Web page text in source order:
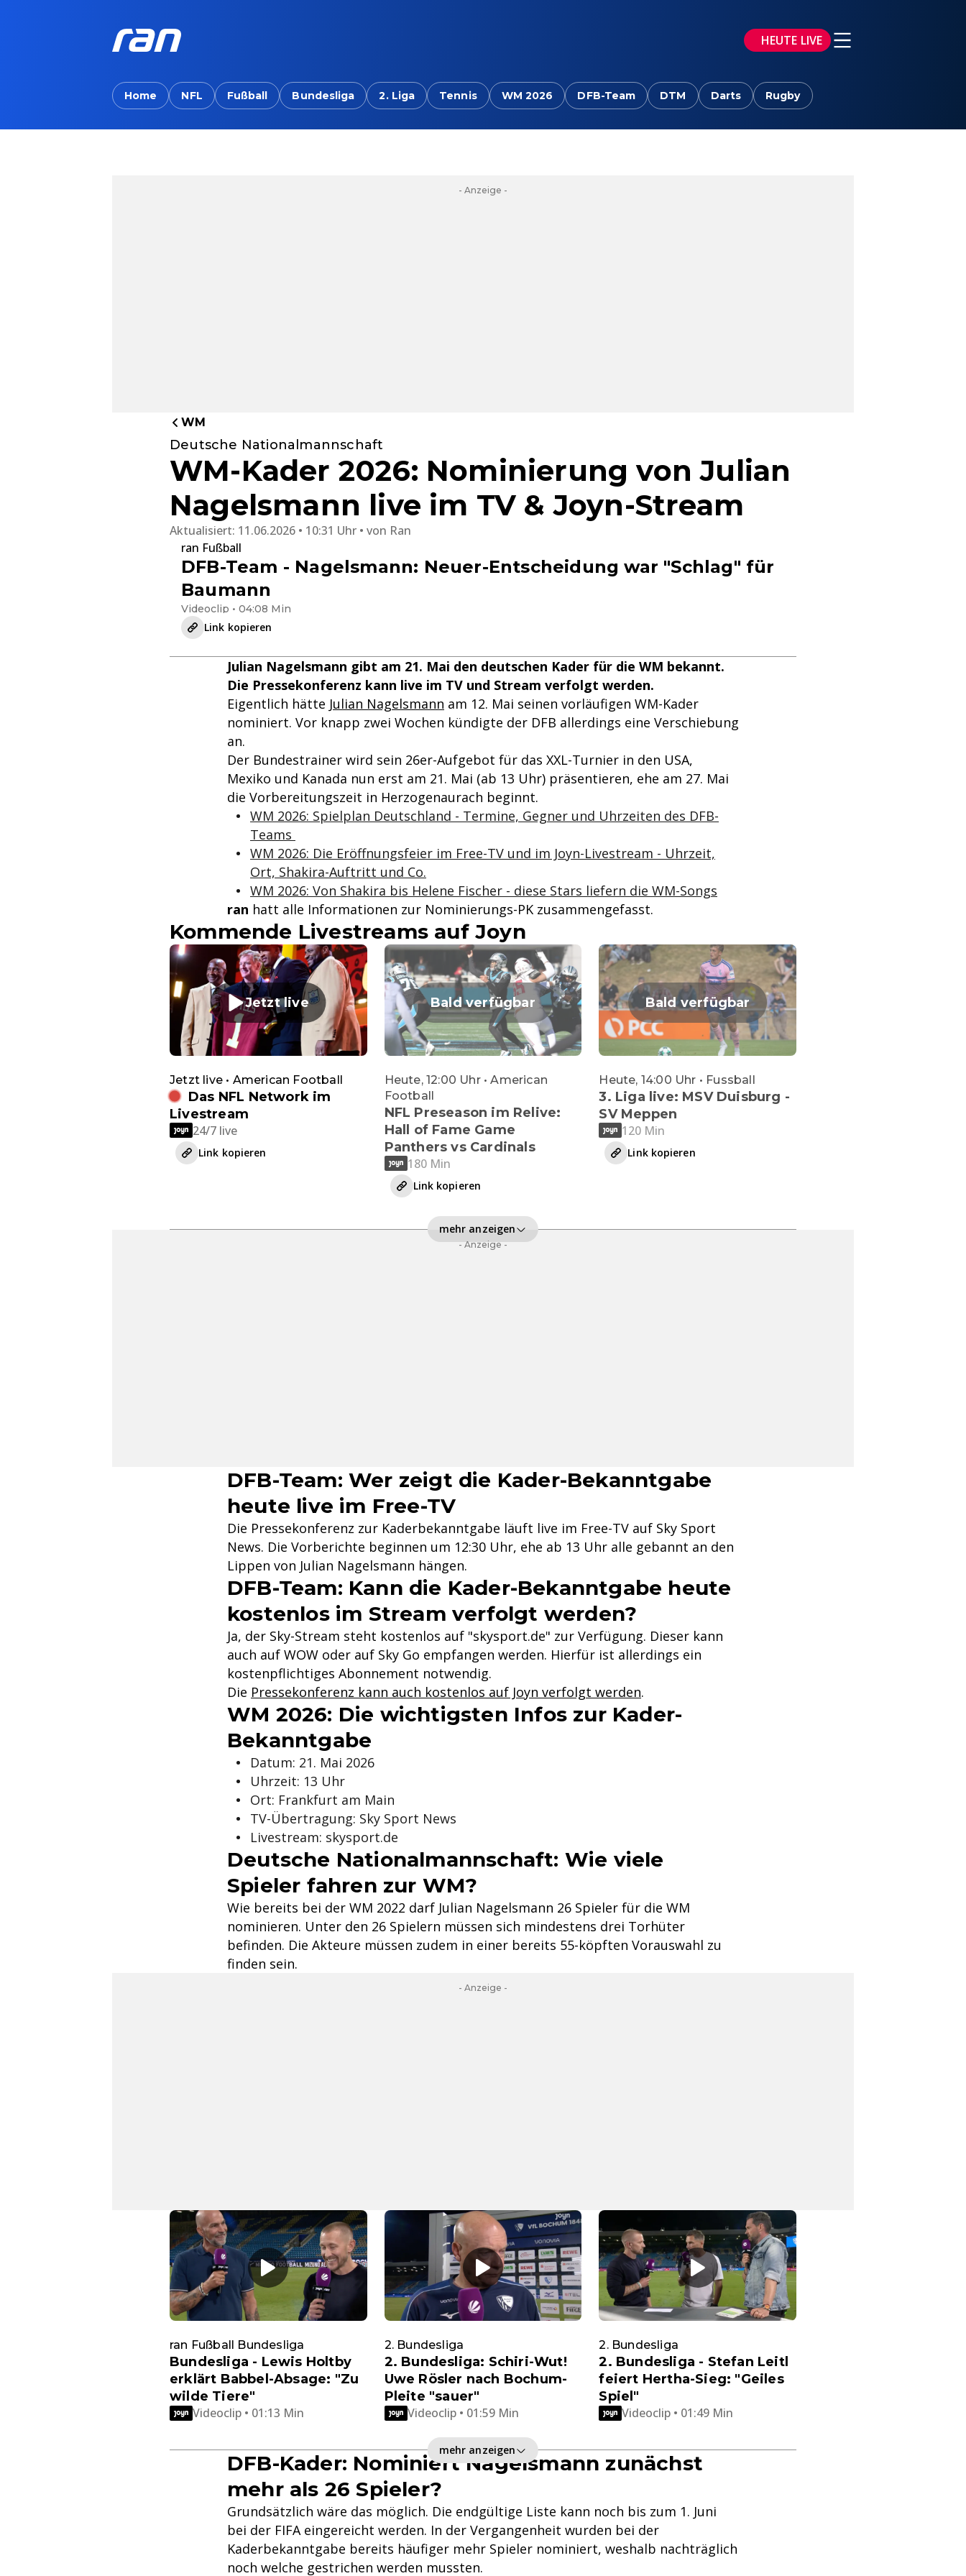
HEUTE LIVE
Home NFL Fußball Bundesliga 2. Liga Tennis WM 2026 DFB-Team DTM Darts Rugby
- Anzeige -
WM
Deutsche Nationalmannschaft
WM-Kader 2026: Nominierung von Julian
Nagelsmann live im TV & Joyn-Stream
Aktualisiert: 11.06.2026 • 10:31 Uhr von Ran
ran Fußball
DFB-Team - Nagelsmann: Neuer-Entscheidung war "Schlag" für
Baumann
Videoclip • 04:08 Min
Link kopieren
Julian Nagelsmann gibt am 21. Mai den deutschen Kader für die WM bekannt.
Die Pressekonferenz kann live im TV und Stream verfolgt werden.
Eigentlich hätte Julian Nagelsmann am 12. Mai seinen vorläufigen WM-Kader
nominiert. Vor knapp zwei Wochen kündigte der DFB allerdings eine Verschiebung
an.
Der Bundestrainer wird sein 26er-Aufgebot für das XXL-Turnier in den USA,
Mexiko und Kanada nun erst am 21. Mai (ab 13 Uhr) präsentieren, ehe am 27. Mai
die Vorbereitungszeit in Herzogenaurach beginnt.
WM 2026: Spielplan Deutschland - Termine, Gegner und Uhrzeiten des DFB-
Teams
WM 2026: Die Eröffnungsfeier im Free-TV und im Joyn-Livestream - Uhrzeit,
Ort, Shakira-Auftritt und Co.
WM 2026: Von Shakira bis Helene Fischer - diese Stars liefern die WM-Songs
ran hatt alle Informationen zur Nominierungs-PK zusammengefasst.
Kommende Livestreams auf Joyn
Jetzt live
Jetzt live • American Football
Das NFL Network im
Livestream
24/7 live
Link kopieren
Bald verfügbar
Heute, 12:00 Uhr • American
Football
NFL Preseason im Relive:
Hall of Fame Game
Panthers vs Cardinals
180 Min
Link kopieren
Bald verfügbar
Heute, 14:00 Uhr • Fussball
3. Liga live: MSV Duisburg -
SV Meppen
120 Min
Link kopieren
mehr anzeigen
- Anzeige -
DFB-Team: Wer zeigt die Kader-Bekanntgabe
heute live im Free-TV
Die Pressekonferenz zur Kaderbekanntgabe läuft live im Free-TV auf Sky Sport
News. Die Vorberichte beginnen um 12:30 Uhr, ehe ab 13 Uhr alle gebannt an den
Lippen von Julian Nagelsmann hängen.
DFB-Team: Kann die Kader-Bekanntgabe heute
kostenlos im Stream verfolgt werden?
Ja, der Sky-Stream steht kostenlos auf "skysport.de" zur Verfügung. Dieser kann
auch auf WOW oder auf Sky Go empfangen werden. Hierfür ist allerdings ein
kostenpflichtiges Abonnement notwendig.
Die Pressekonferenz kann auch kostenlos auf Joyn verfolgt werden.
WM 2026: Die wichtigsten Infos zur Kader-
Bekanntgabe
Datum: 21. Mai 2026
Uhrzeit: 13 Uhr
Ort: Frankfurt am Main
TV-Übertragung: Sky Sport News
Livestream: skysport.de
Deutsche Nationalmannschaft: Wie viele
Spieler fahren zur WM?
Wie bereits bei der WM 2022 darf Julian Nagelsmann 26 Spieler für die WM
nominieren. Unter den 26 Spielern müssen sich mindestens drei Torhüter
befinden. Die Akteure müssen zudem in einer bereits 55-köpften Vorauswahl zu
finden sein.
- Anzeige -
ran Fußball Bundesliga
Bundesliga - Lewis Holtby
erklärt Babbel-Absage: "Zu
wilde Tiere"
Videoclip • 01:13 Min
2. Bundesliga
2. Bundesliga: Schiri-Wut!
Uwe Rösler nach Bochum-
Pleite "sauer"
Videoclip • 01:59 Min
2. Bundesliga
2. Bundesliga - Stefan Leitl
feiert Hertha-Sieg: "Geiles
Spiel"
Videoclip • 01:49 Min
mehr anzeigen
DFB-Kader: Nominiert Nagelsmann zunächst
mehr als 26 Spieler?
Grundsätzlich wäre das möglich. Die endgültige Liste kann noch bis zum 1. Juni
bei der FIFA eingereicht werden. In der Vergangenheit wurden bei der
Kaderbekanntgabe bereits häufiger mehr Spieler nominiert, weshalb nachträglich
noch welche gestrichen werden mussten.